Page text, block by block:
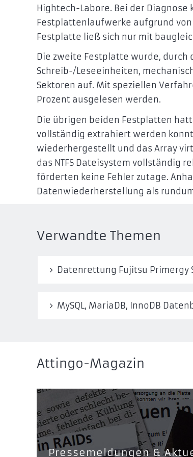
Hightech-Labore. Bei der
Festplattenlaufwerke aufgrund
Festplatte ließ sich nur mit
Die zweite Festplatte wurde,
Schreib-/Leseeinheiten,
Sektoren auf. Mit speziellen
Prozent ausgelesen werden.
Die übrigen beiden Festplatten
vollständig extrahiert werden
wiederhergestellt und das Array
das NTFS Dateisystem vollständig
förderten keine Fehler zutage.
Datenwiederherstellung als
Verwandte Themen
Datenrettung Fujitsu Primergy
MySQL, MariaDB, InnoDB
Attingo-Magazin
Pressemeldungen &